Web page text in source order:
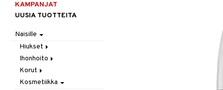
KAMPANJAT
UUSIA TUOTTEITA
Naisille
Hiukset
Gift Set
Harjat / Kammat
Hiuskuurit
Ihonhoito
Aurinkotuotteet
Erikoistuotteet
Korut
Kaulakorut
Kosmetiikka